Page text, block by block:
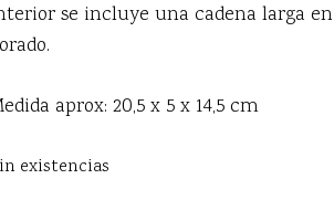
se incluye una cadena larga en
aprox: 20,5 x 5 x 14,5 cm
existencias